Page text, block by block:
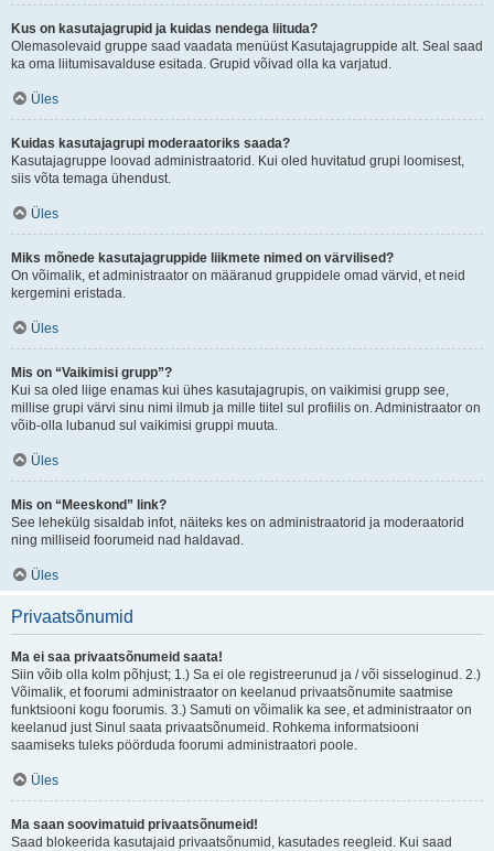
Kus on kasutajagrupid ja kuidas nendega liituda?
Olemasolevaid gruppe saad vaadata menüüst Kasutajagruppide alt. Seal saad
ka oma liitumisavalduse esitada. Grupid võivad olla ka varjatud.
Üles
Kuidas kasutajagrupi moderaatoriks saada?
Kasutajagruppe loovad administraatorid. Kui oled huvitatud grupi loomisest,
siis võta temaga ühendust.
Üles
Miks mõnede kasutajagruppide liikmete nimed on värvilised?
On võimalik, et administraator on määranud gruppidele omad värvid, et neid
kergemini eristada.
Üles
Mis on “Vaikimisi grupp”?
Kui sa oled liige enamas kui ühes kasutajagrupis, on vaikimisi grupp see,
millise grupi värvi sinu nimi ilmub ja mille tiitel sul profiilis on. Administraator on
võib-olla lubanud sul vaikimisi gruppi muuta.
Üles
Mis on “Meeskond” link?
See lehekülg sisaldab infot, näiteks kes on administraatorid ja moderaatorid
ning milliseid foorumeid nad haldavad.
Üles
Privaatsõnumid
Ma ei saa privaatsõnumeid saata!
Siin võib olla kolm põhjust; 1.) Sa ei ole registreerunud ja / või sisseloginud. 2.)
Võimalik, et foorumi administraator on keelanud privaatsõnumite saatmise
funktsiooni kogu foorumis. 3.) Samuti on võimalik ka see, et administraator on
keelanud just Sinul saata privaatsõnumeid. Rohkema informatsiooni
saamiseks tuleks pöörduda foorumi administraatori poole.
Üles
Ma saan soovimatuid privaatsõnumeid!
Saad blokeerida kasutajaid privaatsõnumid, kasutades reegleid. Kui saad